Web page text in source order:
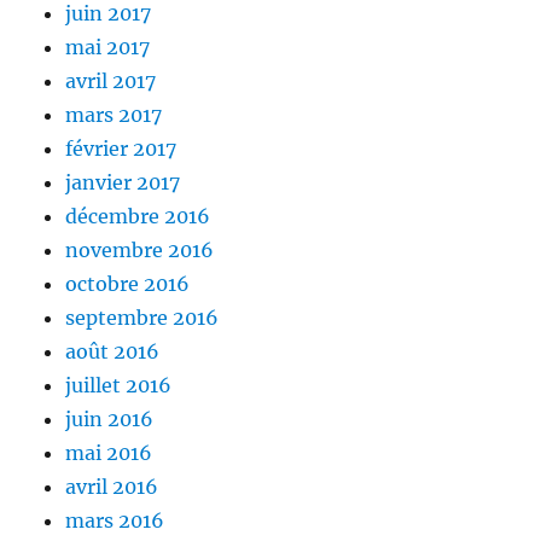
juin 2017
mai 2017
avril 2017
mars 2017
février 2017
janvier 2017
décembre 2016
novembre 2016
octobre 2016
septembre 2016
août 2016
juillet 2016
juin 2016
mai 2016
avril 2016
mars 2016